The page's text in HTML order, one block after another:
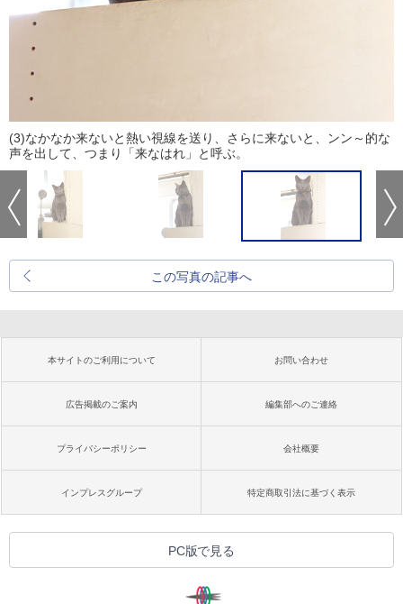
(3)なかなか来ないと熱い視線を送り、さらに来ないと、ンン～的な
声を出して、つまり「来なはれ」と呼ぶ。
この写真の記事へ
本サイトのご利用について お問い合わせ
広告掲載のご案内 編集部へのご連絡
プライバシーポリシー 会社概要
インプレスグループ 特定商取引法に基づく表示
PC版で見る